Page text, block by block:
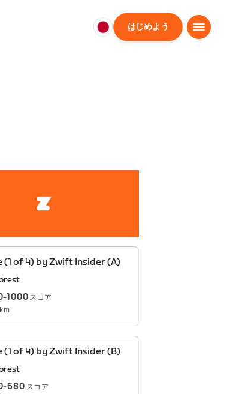
日
はじめよう
(1 of 4) by Zwift Insider (A)
1000 スコア
km
(1 of 4) by Zwift Insider (B)
680 スコア